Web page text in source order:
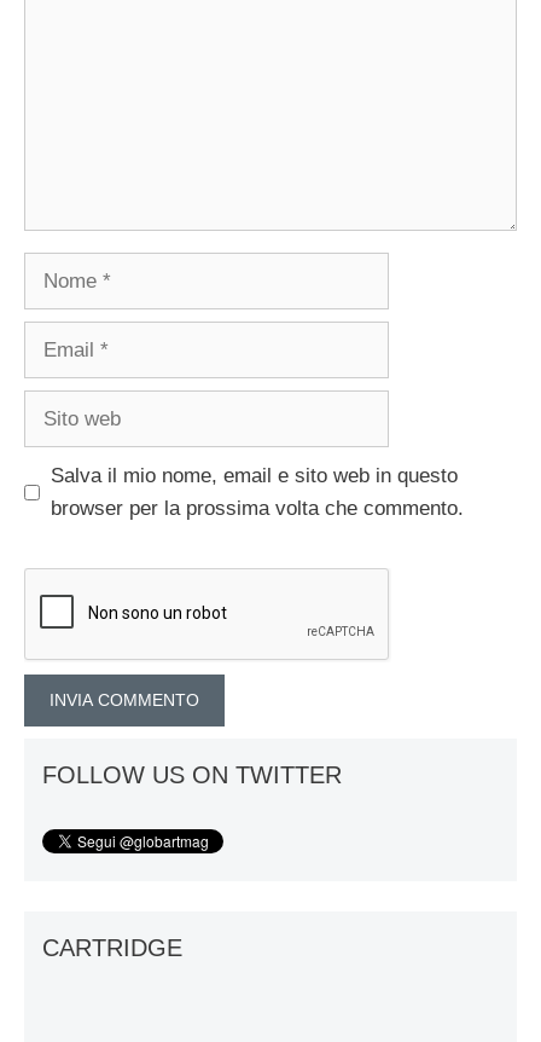
Nome
Email
Sito
Salva il mio nome, email e sito web in questo
browser per la prossima volta che commento.
FOLLOW US ON TWITTER
CARTRIDGE